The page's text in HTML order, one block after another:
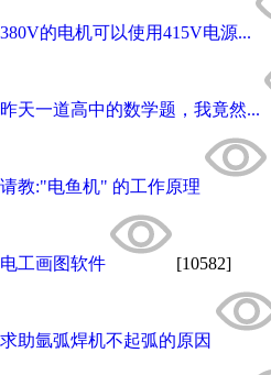
380V的电机可以使用415V电源...
昨天一道高中的数学题，我竟然...
请教:"电鱼机" 的工作原理
电工画图软件 [10582]
求助氩弧焊机不起弧的原因